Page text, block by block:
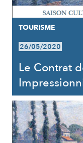
TOURISME
26/05/2020
Le Contrat